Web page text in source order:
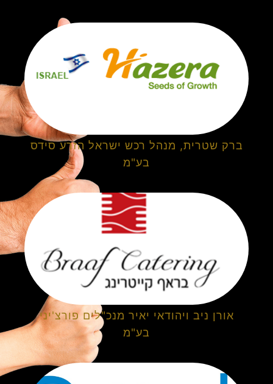
ברק שטרית, מנהל רכש ישראל הזרע סידס
בע"מ
אורן ניב ויהודאי יאיר מנכ"לים פורצ'יני
בע"מ